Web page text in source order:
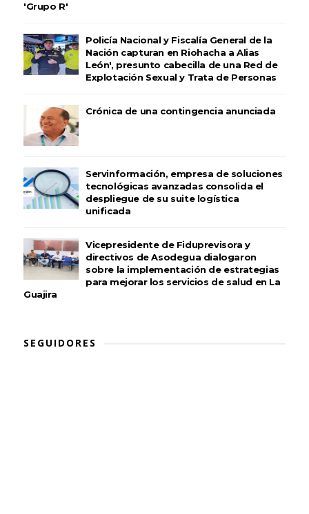
'Grupo R'
Policía Nacional y Fiscalía General de la
Nación capturan en Riohacha a Alias
León', presunto cabecilla de una Red de
Explotación Sexual y Trata de Personas
Crónica de una contingencia anunciada
Servinformación, empresa de soluciones
tecnológicas avanzadas consolida el
despliegue de su suite logística
unificada
Vicepresidente de Fiduprevisora y
directivos de Asodegua dialogaron
sobre la implementación de estrategias
para mejorar los servicios de salud en La
Guajira
SEGUIDORES